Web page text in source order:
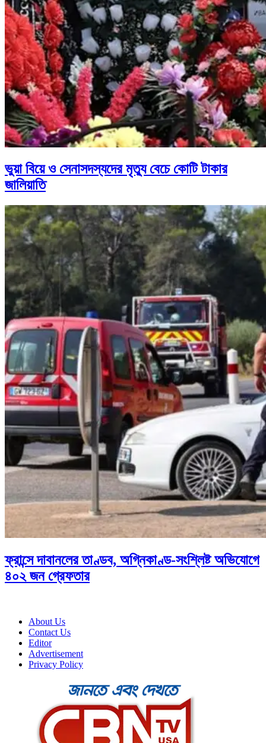
ভুয়া বিয়ে ও সেনাসদস্যদের মৃত্যু বেচে কোটি টাকার
জালিয়াতি
ফ্রান্সে দাবানলের তাণ্ডব, অগ্নিকাণ্ড-সংশ্লিষ্ট অভিযোগে
৪০২ জন গ্রেফতার
About Us
Contact Us
Editor
Advertisement
Privacy Policy